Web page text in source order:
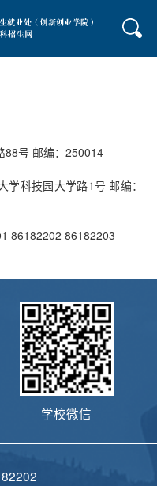
88号 邮编：250014
科技园大学路1号 邮编：
86182202 86182203
学校微信